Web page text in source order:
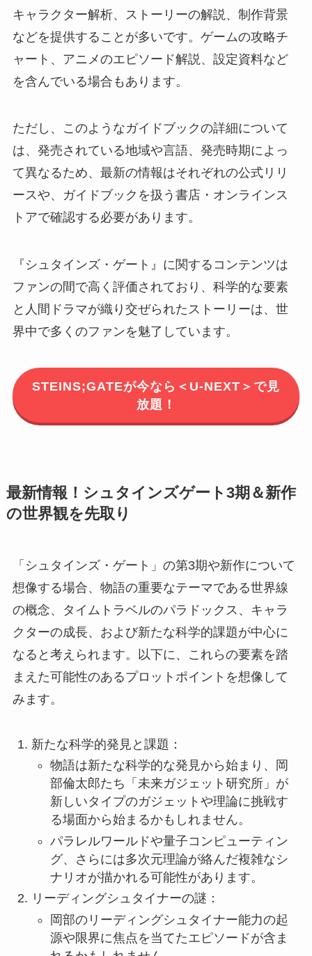
キャラクター解析、ストーリーの解説、制作背景
などを提供することが多いです。ゲームの攻略チ
ャート、アニメのエピソード解説、設定資料など
を含んでいる場合もあります。
ただし、このようなガイドブックの詳細について
は、発売されている地域や言語、発売時期によっ
て異なるため、最新の情報はそれぞれの公式リリ
ースや、ガイドブックを扱う書店・オンラインス
トアで確認する必要があります。
『シュタインズ・ゲート』に関するコンテンツは
ファンの間で高く評価されており、科学的な要素
と人間ドラマが織り交ぜられたストーリーは、世
界中で多くのファンを魅了しています。
STEINS;GATEが今なら＜U-NEXT＞で見
放題！
最新情報！シュタインズゲート3期＆新作
の世界観を先取り
「シュタインズ・ゲート」の第3期や新作について
想像する場合、物語の重要なテーマである世界線
の概念、タイムトラベルのパラドックス、キャラ
クターの成長、および新たな科学的課題が中心に
なると考えられます。以下に、これらの要素を踏
まえた可能性のあるプロットポイントを想像して
みます。
新たな科学的発見と課題：
物語は新たな科学的な発見から始まり、岡
部倫太郎たち「未来ガジェット研究所」が
新しいタイプのガジェットや理論に挑戦す
る場面から始まるかもしれません。
パラレルワールドや量子コンピューティン
グ、さらには多次元理論が絡んだ複雑なシ
ナリオが描かれる可能性があります。
リーディングシュタイナーの謎：
岡部のリーディングシュタイナー能力の起
源や限界に焦点を当てたエピソードが含ま